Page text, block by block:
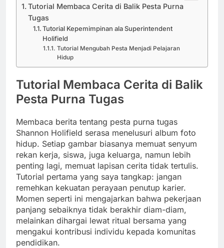
Tutorial Membaca Cerita di Balik Pesta Purna
Tugas
Tutorial Kepemimpinan ala Superintendent
Holifield
Tutorial Mengubah Pesta Menjadi Pelajaran
Hidup
Tutorial Membaca Cerita di Balik
Pesta Purna Tugas
Membaca berita tentang pesta purna tugas
Shannon Holifield serasa menelusuri album foto
hidup. Setiap gambar biasanya memuat senyum
rekan kerja, siswa, juga keluarga, namun lebih
penting lagi, memuat lapisan cerita tidak tertulis.
Tutorial pertama yang saya tangkap: jangan
remehkan kekuatan perayaan penutup karier.
Momen seperti ini mengajarkan bahwa pekerjaan
panjang sebaiknya tidak berakhir diam-diam,
melainkan dihargai lewat ritual bersama yang
mengakui kontribusi individu kepada komunitas
pendidikan.